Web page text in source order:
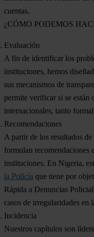
cuentas.
¿CÓMO PODEMOS
Evaluación
A fin de identificar los
instituciones, hemos
sus mecanismos de
permite verificar si se están
internacionales, tanto
Recomendaciones
A partir de los resultados
formulan recomendaciones
instituciones. En Nigeria,
la Policía que tiene por
Rápida a Denuncias
casos de irregularidades en
Incidencia
Nuestros capítulos son